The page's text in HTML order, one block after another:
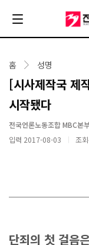
홈 성명
[시사제작국 제
시작됐다
전국언론노동조합 MBC본
입력 2017-08-03
조
단죄의 첫 걸음